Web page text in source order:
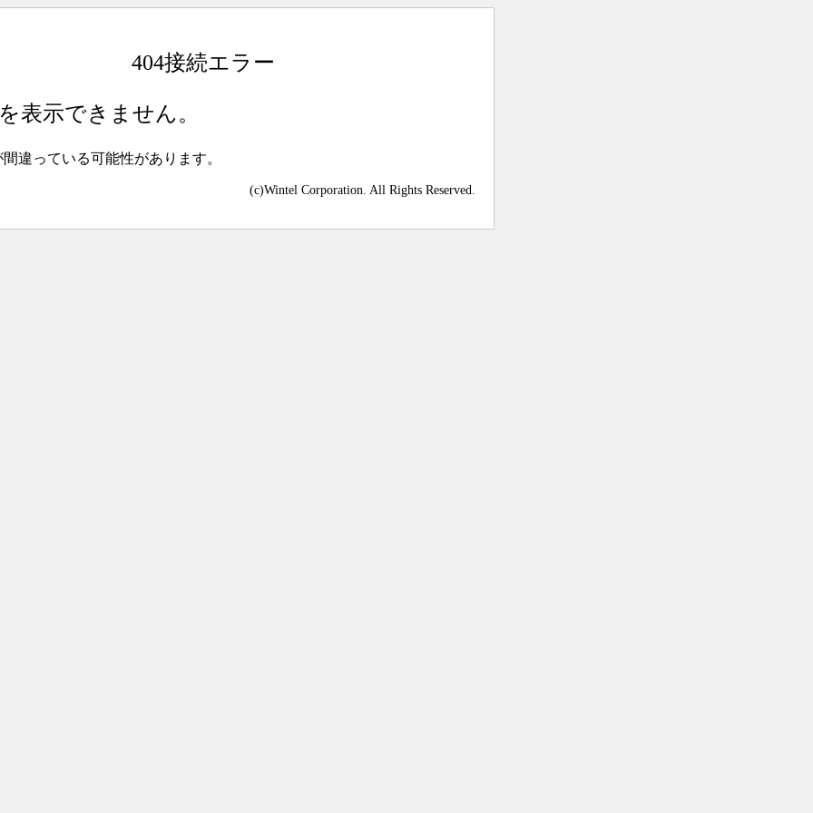
404接続エラー
表示できません。
違っている可能性があります。
(c)Wintel Corporation. All Rights Reserved.